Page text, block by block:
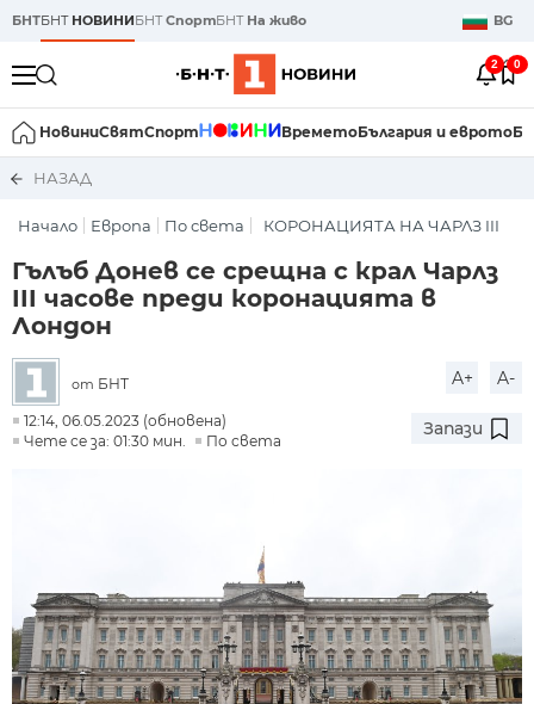
БНТБНТ НОВИНИБНТСпортБНТ На живо BG
2 0
НовиниСвятСпорт ВреметоБългария и еврото
НАЗАД
Начало Европа По света КОРОНАЦИЯТА НА ЧАРЛЗ III
Гълъб Донев се срещна с крал Чарлз
III часове преди коронацията в
Лондон
от БНТ A+ A-
12:14, 06.05.2023 (обновена)
Чете се за: 01:30 мин.
По света
Запази